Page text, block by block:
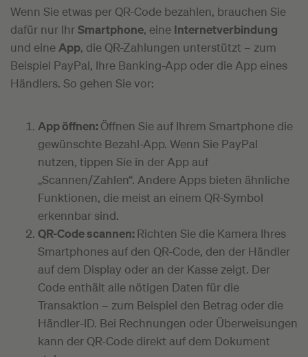
Wenn Sie etwas per QR-Code bezahlen, brauchen Sie
dafür nur IhrSmartphone, eine Internetverbindung
und eineApp, die QR-Zahlungen unterstützt – zum
Beispiel PayPal, Ihre Banking-App oder die App eines
Händlers. So gehen Sie vor:
App öffnen:Öffnen Sie auf Ihrem Smartphone die
gewünschte Bezahl-App. Wenn Sie PayPal
nutzen, tippen Sie in der App auf
„Scannen/Zahlen“. Andere Apps bieten ähnliche
Funktionen, die meist an einem QR-Symbol
erkennbar sind.
QR-Code scannen:Richten Sie die Kamera Ihres
Smartphones auf den QR-Code, den der Händler
auf dem Display oder an der Kasse zeigt. Der
Code enthält alle nötigen Daten für die
Transaktion – zum Beispiel den Betrag oder die
Händler-ID. Bei Rechnungen oder Überweisungen
kann der QR-Code direkt auf dem Dokument